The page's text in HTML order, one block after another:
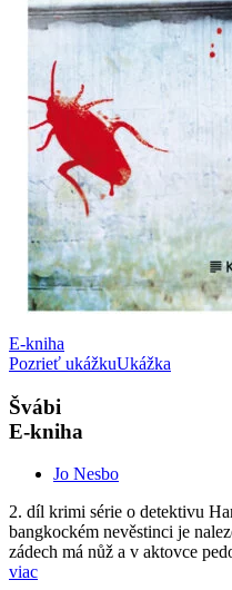
E-kniha
Pozrieť ukážkuUkážka
Švábi
E-kniha
Jo Nesbo
2. díl krimi série o detektivu
bangkockém nevěstinci je
zádech má nůž a v aktovce
viac